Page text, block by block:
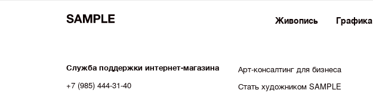
Живопись Графика
Служба поддержки интернет-магазина
+7 (985) 444-31-40
Арт-консалтинг для бизнеса
Стать художником SAMPLE